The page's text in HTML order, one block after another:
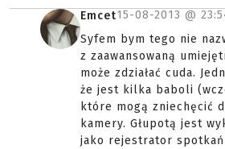
Emcet15-08-2013 @
Syfem bym tego nie
z zaawansowaną
może zdziałać cuda.
że jest kilka baboli
które mogą zniechęcić
kamery. Głupotą jest
jako rejestrator